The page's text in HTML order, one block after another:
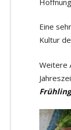
Eine
Kultur
Weitere
Frühling